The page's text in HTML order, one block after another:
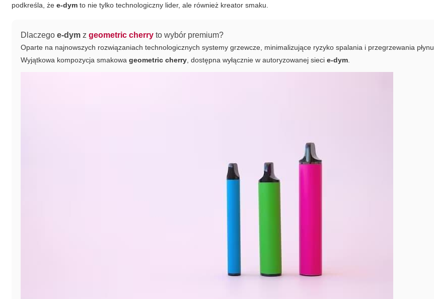
podkreśla, żee-dym to nie tylko technologiczny lider, ale również kreator smaku.
Dlaczegoe-dym zgeometric cherry to wybór premium?
Oparte na najnowszych rozwiązaniach technologicznych systemy grzewcze, minimalizujące ryzyko spalania i przegrzewania płynu.
Wyjątkowa kompozycja smakowageometric cherry , dostępna wyłącznie w autoryzowanej siecie-dym